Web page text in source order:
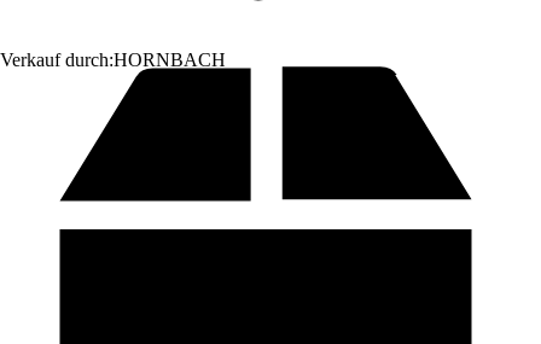
Verkauf durch:HORNBACH